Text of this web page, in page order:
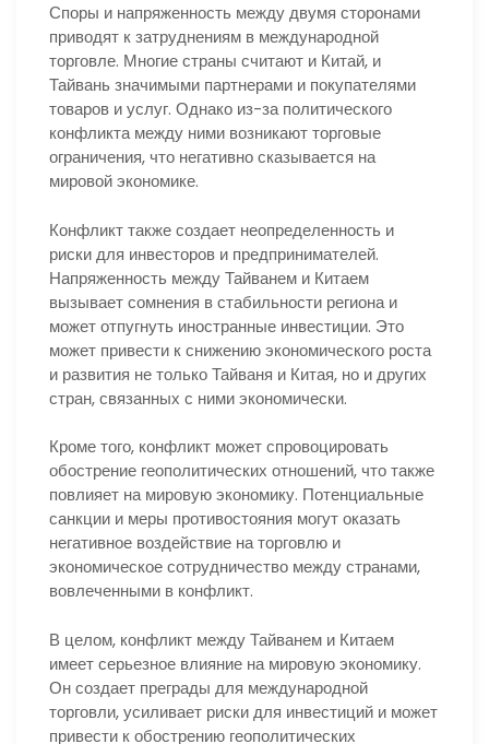
Споры и напряженность между двумя сторонами
приводят к затруднениям в международной
торговле. Многие страны считают и Китай, и
Тайвань значимыми партнерами и покупателями
товаров и услуг. Однако из-за политического
конфликта между ними возникают торговые
ограничения, что негативно сказывается на
мировой экономике.
Конфликт также создает неопределенность и
риски для инвесторов и предпринимателей.
Напряженность между Тайванем и Китаем
вызывает сомнения в стабильности региона и
может отпугнуть иностранные инвестиции. Это
может привести к снижению экономического роста
и развития не только Тайваня и Китая, но и других
стран, связанных с ними экономически.
Кроме того, конфликт может спровоцировать
обострение геополитических отношений, что также
повлияет на мировую экономику. Потенциальные
санкции и меры противостояния могут оказать
негативное воздействие на торговлю и
экономическое сотрудничество между странами,
вовлеченными в конфликт.
В целом, конфликт между Тайванем и Китаем
имеет серьезное влияние на мировую экономику.
Он создает преграды для международной
торговли, усиливает риски для инвестиций и может
привести к обострению геополитических